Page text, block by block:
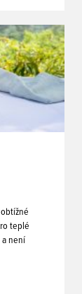
teplé
není